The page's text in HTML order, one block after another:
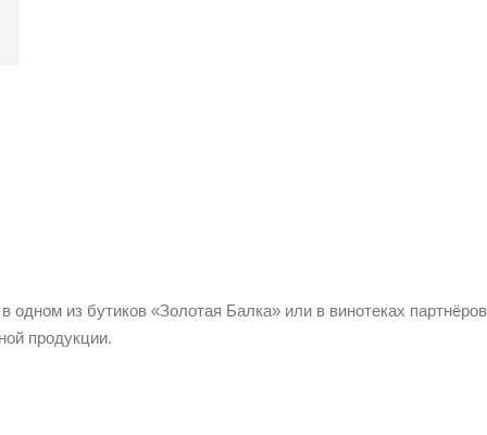
одном из бутиков «Золотая Балка» или в винотеках партнёров
продукции.